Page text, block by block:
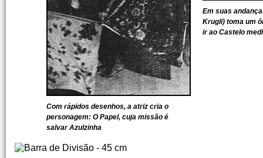
Em suas
Krugli) toma um
ir ao Castelo
Com rápidos desenhos, a atriz cria o
personagem: O Papel, cuja missão é
salvar Azulzinha